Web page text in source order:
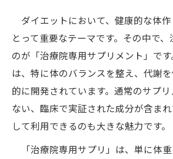
ダイエットにおいて、健康的な体
とって重要なテーマです。その中で
のが「治療院専用サプリメント」で
は、特に体のバランスを整え、代謝
的に開発されています。通常のサプ
ない、臨床で実証された成分が含ま
して利用できるのも大きな魅力です。
「治療院専用サプリ」は、単に体